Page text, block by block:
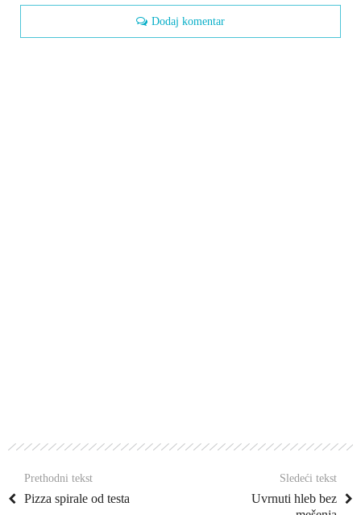
Dodaj komentar
Prethodni tekst
Pizza spirale od testa
Sledeći tekst
Uvrnuti hleb bez